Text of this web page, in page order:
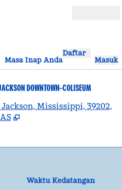
Masa Inap Anda
Daftar
Masuk
DOWNTOWN-COLISEUM
Mississippi, 39202,
AS
Waktu Kedatangan